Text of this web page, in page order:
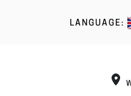
LANGUAGE: